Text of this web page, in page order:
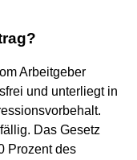
Arbeitgeber
und unterliegt in
Das Gesetz
Prozent des